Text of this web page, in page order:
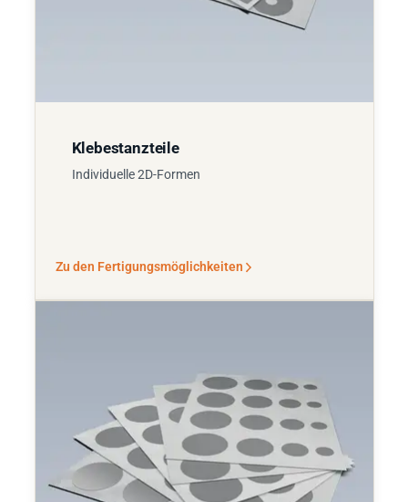
Klebestanzteile
Individuelle 2D-Formen
Zu den Fertigungsmöglichkeiten